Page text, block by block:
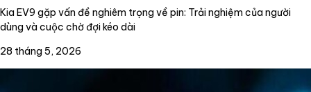
Kia EV9 gặp vấn đề nghiêm trọng về pin: Trải nghiệm của người
dùng và cuộc chờ đợi kéo dài
28 tháng 5, 2026